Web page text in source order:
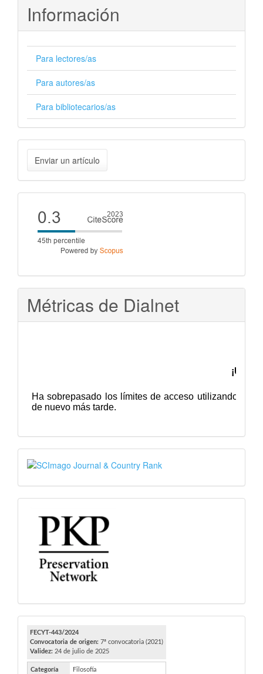
Información
Para lectores/as
Para autores/as
Para bibliotecarios/as
Enviar
un
artículo
Enviar un artículo
Cite
score
Métricas de Dialnet
SJR
PKP
FECYT